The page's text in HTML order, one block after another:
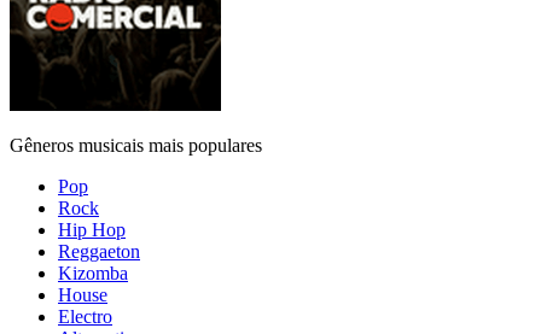
Gêneros musicais mais populares
Pop
Rock
Hip Hop
Reggaeton
Kizomba
House
Electro